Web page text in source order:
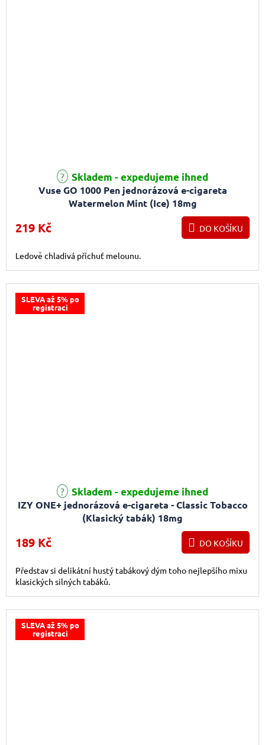
Vuse GO 1000 Pen jednorázová e-cigareta
Watermelon Mint (Ice) 18mg
Průměrné hodnocení produktu je 4,0 z 5 hvězdiček.
Skladem - expedujeme ihned
219 Kč DO KOŠÍKU
Ledově chladivá příchuť melounu.
SLEVA až 5% po
registraci
IZY ONE+ jednorázová e-cigareta - Classic Tobacco
(Klasický tabák) 18mg
Průměrné hodnocení produktu je 5,0 z 5 hvězdiček.
Skladem - expedujeme ihned
189 Kč DO KOŠÍKU
Představ si delikátní hustý tabákový dým toho nejlepšího mixu
klasických silných tabáků.
SLEVA až 5% po
registraci